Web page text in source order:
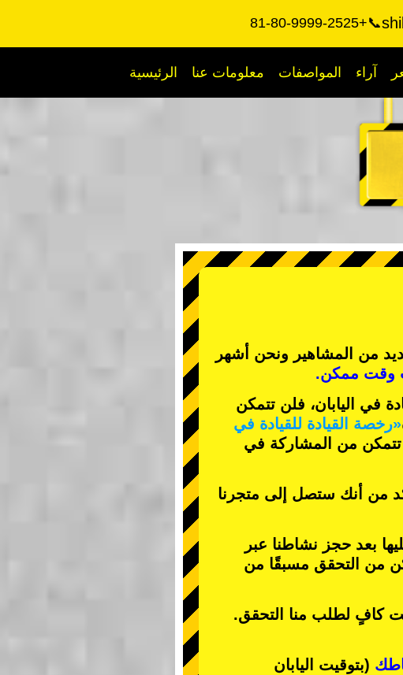
📞+81-80-9999-2525
الرئيسية معلومات عنا المواصفات آراء
من المشاهير ونحن
أشهر
وقت ممكن.
في اليابان، فلن تتمكن
«رخصة القيادة للقيادة في
تتمكن من المشاركة في
من أنك ستصل إلى متجرنا
بعد حجز نشاطنا عبر
من التحقق مسبقًا من
كافٍ لطلب منا التحقق.
(بتوقيت اليابان